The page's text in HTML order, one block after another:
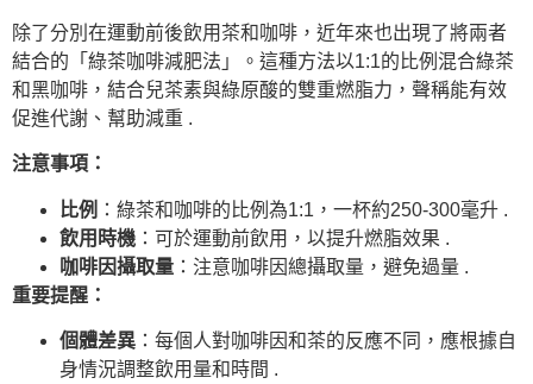
除了分別在運動前後飲用茶和咖啡，近年來也出現了將兩者
結合的「綠茶咖啡減肥法」。這種方法以1:1的比例混合綠茶
和黑咖啡，結合兒茶素與綠原酸的雙重燃脂力，聲稱能有效
促進代謝、幫助減重 .
注意事項：
比例 ：綠茶和咖啡的比例為1:1，一杯約250-300毫升 .
飲用時機 ：可於運動前飲用，以提升燃脂效果 .
咖啡因攝取量 ：注意咖啡因總攝取量，避免過量 .
重要提醒：
個體差異 ：每個人對咖啡因和茶的反應不同，應根據自
身情況調整飲用量和時間 .